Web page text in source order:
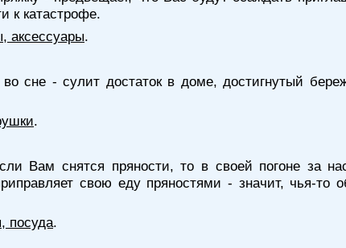
к катастрофе.
аксессуары.
сне - сулит достаток в доме, достигнутый
.
Вам снятся пряности, то в своей погоне за
свою еду пряностями - значит, чья-то
посуда.